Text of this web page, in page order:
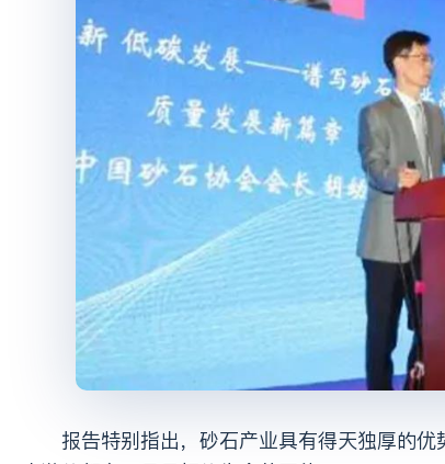
报告特别指出，砂石产业具有得天独厚的优势——山水林田湖草沙、新鲜空气、广阔空间、天上飞的、地上跑的、水